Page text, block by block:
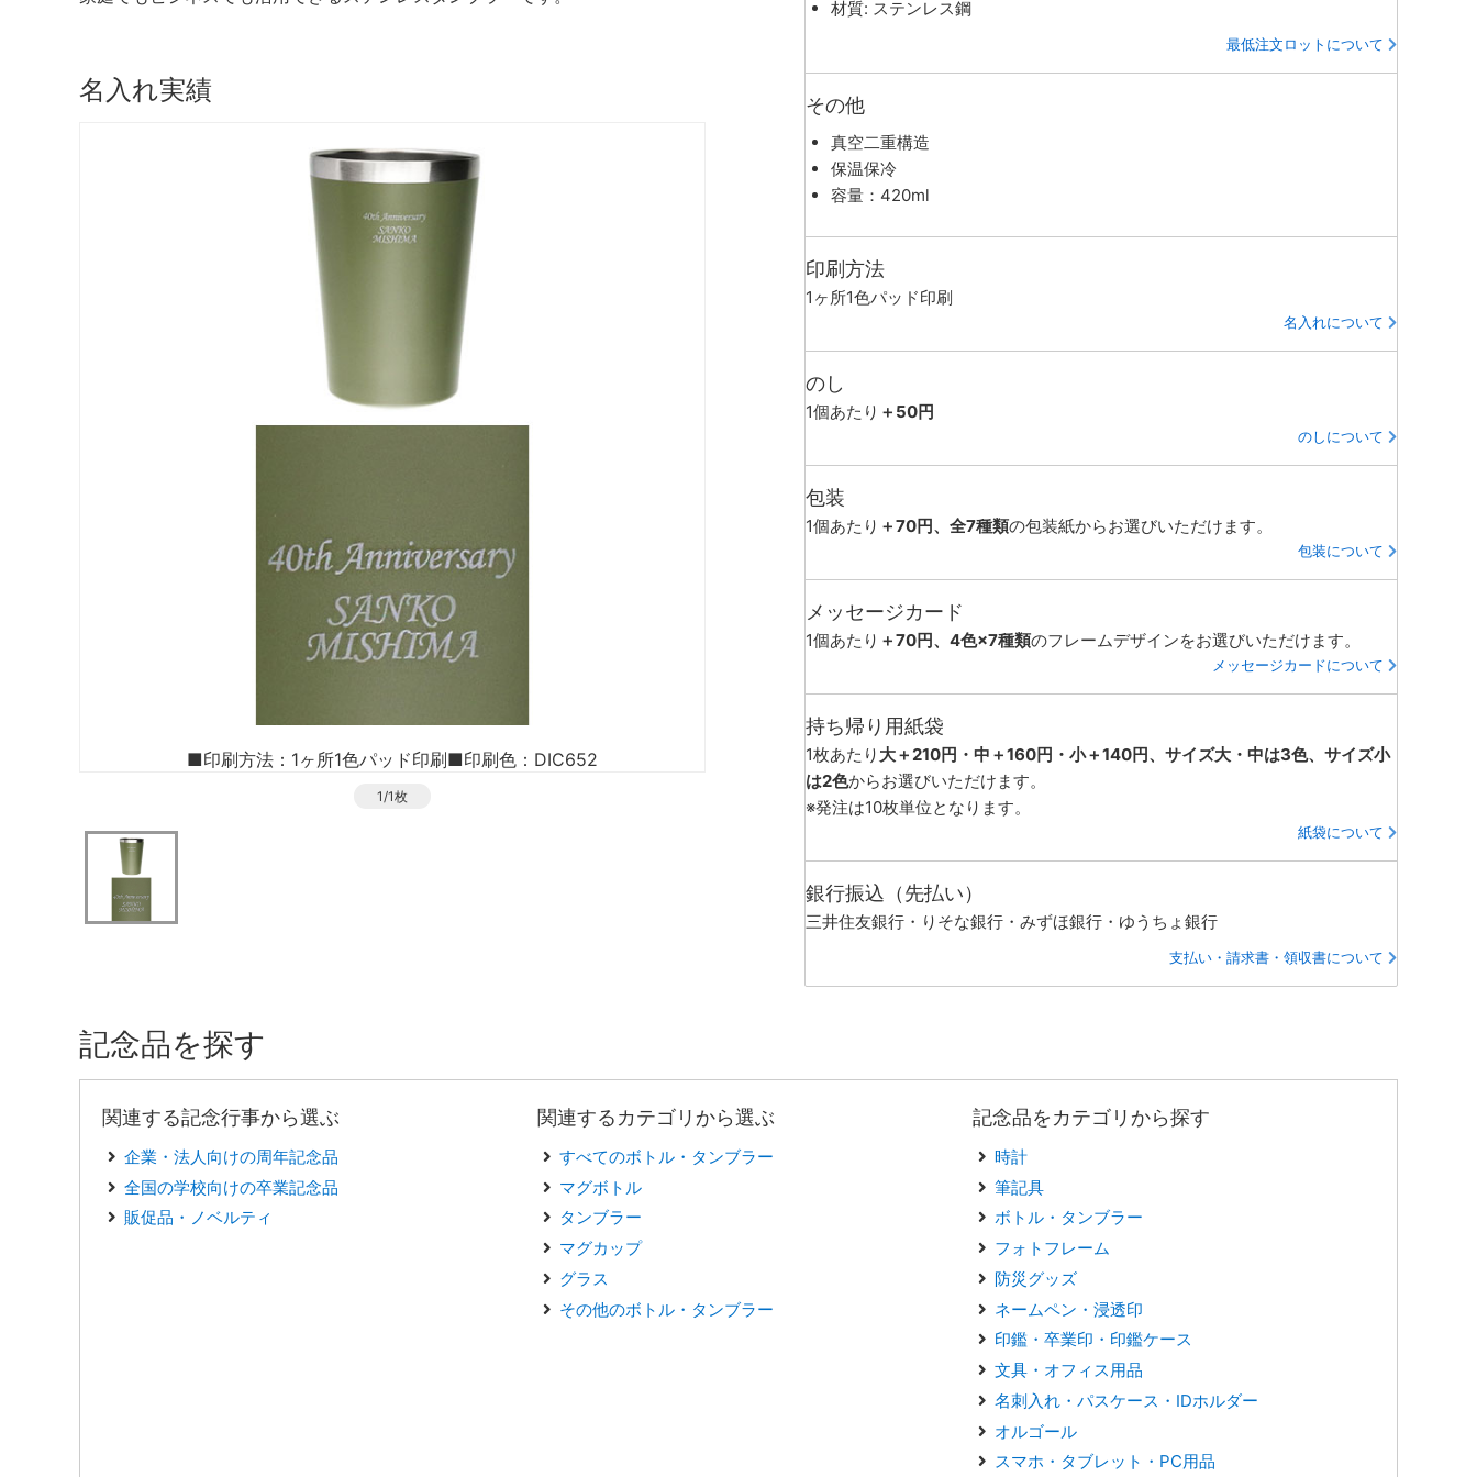
名入れ実績
■印刷方法：1ヶ所1色パッド印刷■印刷色：DIC652
1/1枚
材質: ステンレス鋼
最低注文ロットについて
その他
真空二重構造
保温保冷
容量：420ml
印刷方法
1ヶ所1色パッド印刷
名入れについて
のし
1個あたり ＋50円
のしについて
包装
1個あたり ＋70円、全7種類の包装紙からお選びいただけます。
包装について
メッセージカード
1個あたり ＋70円、4色×7種類のフレームデザインをお選びいただけます。
メッセージカードについて
持ち帰り用紙袋
1枚あたり 大＋210円・中＋160円・小＋140円、サイズ大・中は3色、サイズ小
は2色からお選びいただけます。
※発注は10枚単位となります。
紙袋について
銀行振込（先払い）
三井住友銀行・りそな銀行・みずほ銀行・ゆうちょ銀行
支払い・請求書・領収書について
記念品を探す
関連する記念行事から選ぶ
企業・法人向けの周年記念品
全国の学校向けの卒業記念品
販促品・ノベルティ
関連するカテゴリから選ぶ
すべてのボトル・タンブラー
マグボトル
タンブラー
マグカップ
グラス
その他のボトル・タンブラー
記念品をカテゴリから探す
時計
筆記具
ボトル・タンブラー
フォトフレーム
防災グッズ
ネームペン・浸透印
印鑑・卒業印・印鑑ケース
文具・オフィス用品
名刺入れ・パスケース・IDホルダー
オルゴール
スマホ・タブレット・PC用品